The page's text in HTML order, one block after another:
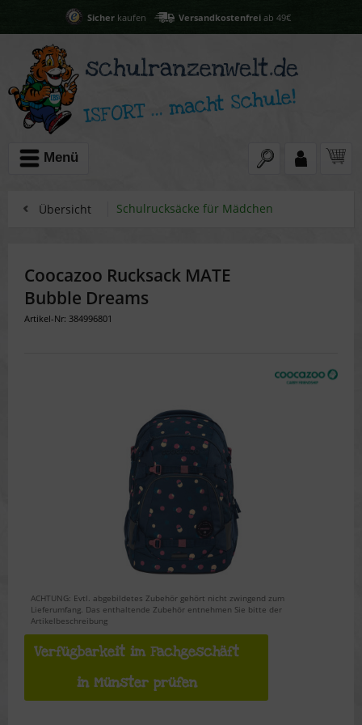
Sicherkaufen Versandkostenfreiab 49€
Menü
Übersicht Schulrucksäcke für Mädchen
Coocazoo Rucksack MATE
Bubble Dreams
Artikel-Nr: 384996801
ACHTUNG: Evtl. abgebildetes Zubehör gehört nicht zwingend zum
Lieferumfang. Das enthaltende Zubehör entnehmen Sie bitte der
Artikelbeschreibung
Verfügbarkeit im Fachgeschäft
in Münster prüfen